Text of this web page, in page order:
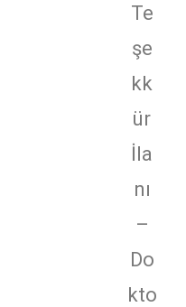
Te
şe
kk
ür
İla
nı
–
Do
kto